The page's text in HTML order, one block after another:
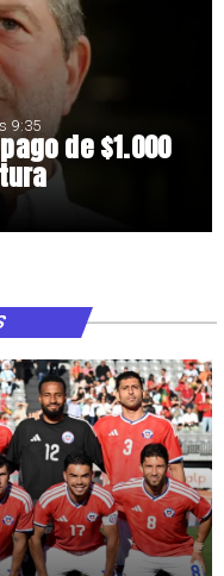
de $1.000
9:35